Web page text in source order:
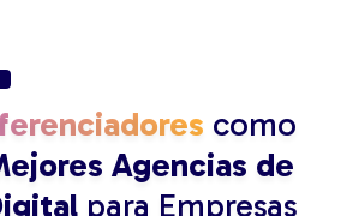
como
Agencias de
para Empresas